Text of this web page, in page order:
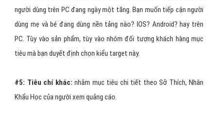
người dùng trên PC đang ngày một tăng. Bạn muốn tiếp cận người
dùng mẹ và bé đang dùng nền tảng nào? IOS? Android? hay trên
PC. Tùy vào sản phẩm, tùy vào nhóm đối tượng khách hàng mục
tiêu mà bạn duyết định chọn kiểu target này.
#5: Tiêu chí khác: nhắm mục tiêu chi tiết theo Sở Thích, Nhân
Khẩu Học của người xem quảng cáo.